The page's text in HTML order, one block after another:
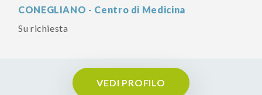
CONEGLIANO - Centro di Medicina
Su richiesta
VEDI PROFILO